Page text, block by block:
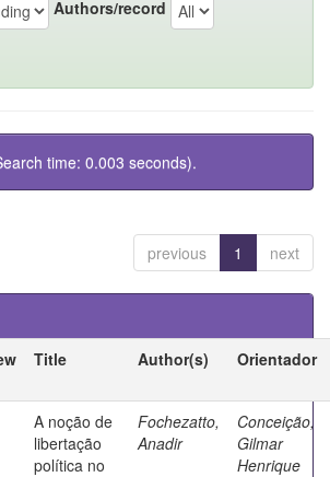
Authors/record
time: 0.003 seconds).
previous 1 next
Title Author(s) Orientador
A noção de
libertação
política no
Fochezatto,
Anadir
Conceição,
Gilmar
Henrique